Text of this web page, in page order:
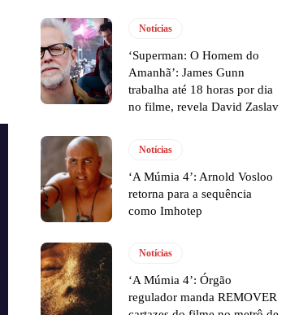
Notícias
‘Superman: O Homem do
Amanhã’: James Gunn
trabalha até 18 horas por dia
no filme, revela David Zaslav
Notícias
‘A Múmia 4’: Arnold Vosloo
retorna para a sequência
como Imhotep
Notícias
‘A Múmia 4’: Órgão
regulador manda REMOVER